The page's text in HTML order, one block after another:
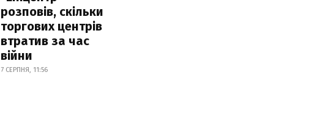
розповів, скільки
торгових центрів
втратив за час
війни
7 СЕРПНЯ, 11:56